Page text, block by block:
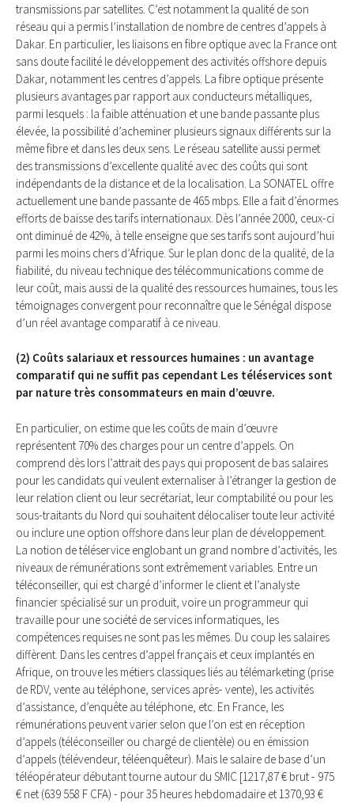
transmissions par satellites. C’est notamment la qualité de son
réseau qui a permis l’installation de nombre de centres d’appels à
Dakar. En particulier, les liaisons en fibre optique avec la France ont
sans doute facilité le développement des activités offshore depuis
Dakar, notamment les centres d’appels. La fibre optique présente
plusieurs avantages par rapport aux conducteurs métalliques,
parmi lesquels : la faible atténuation et une bande passante plus
élevée, la possibilité d’acheminer plusieurs signaux différents sur la
même fibre et dans les deux sens. Le réseau satellite aussi permet
des transmissions d’excellente qualité avec des coûts qui sont
indépendants de la distance et de la localisation. La SONATEL offre
actuellement une bande passante de 465 mbps. Elle a fait d’énormes
efforts de baisse des tarifs internationaux. Dès l’année 2000, ceux-ci
ont diminué de 42%, à telle enseigne que ses tarifs sont aujourd’hui
parmi les moins chers d’Afrique. Sur le plan donc de la qualité, de la
fiabilité, du niveau technique des télécommunications comme de
leur coût, mais aussi de la qualité des ressources humaines, tous les
témoignages convergent pour reconnaître que le Sénégal dispose
d’un réel avantage comparatif à ce niveau.
(2) Coûts salariaux et ressources humaines : un avantage
comparatif qui ne suffit pas cependant Les téléservices sont
par nature très consommateurs en main d’œuvre.
En particulier, on estime que les coûts de main d’œuvre
représentent 70% des charges pour un centre d’appels. On
comprend dès lors l’attrait des pays qui proposent de bas salaires
pour les candidats qui veulent externaliser à l’étranger la gestion de
leur relation client ou leur secrétariat, leur comptabilité ou pour les
sous-traitants du Nord qui souhaitent délocaliser toute leur activité
ou inclure une option offshore dans leur plan de développement.
La notion de téléservice englobant un grand nombre d’activités, les
niveaux de rémunérations sont extrêmement variables. Entre un
téléconseiller, qui est chargé d’informer le client et l’analyste
financier spécialisé sur un produit, voire un programmeur qui
travaille pour une société de services informatiques, les
compétences requises ne sont pas les mêmes. Du coup les salaires
diffèrent. Dans les centres d’appel français et ceux implantés en
Afrique, on trouve les métiers classiques liés au télémarketing (prise
de RDV, vente au téléphone, services après- vente), les activités
d’assistance, d’enquête au téléphone, etc. En France, les
rémunérations peuvent varier selon que l’on est en réception
d’appels (téléconseiller ou chargé de clientèle) ou en émission
d’appels (télévendeur, téléenquêteur). Mais le salaire de base d’un
téléopérateur débutant tourne autour du SMIC [1217,87 € brut - 975
€ net (639 558 F CFA) - pour 35 heures hebdomadaire et 1370,93 €